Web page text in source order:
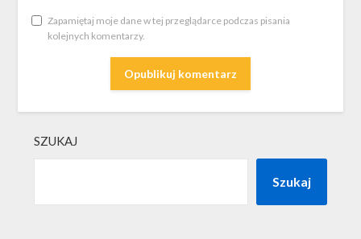
Zapamiętaj moje dane w tej przeglądarce podczas pisania
kolejnych komentarzy.
SZUKAJ
Szukaj